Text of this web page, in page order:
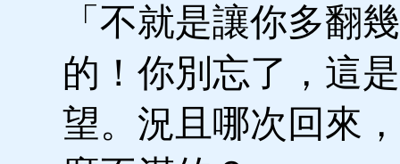
「不就是讓你多翻
的！你別忘了，這
望。況且哪次回來